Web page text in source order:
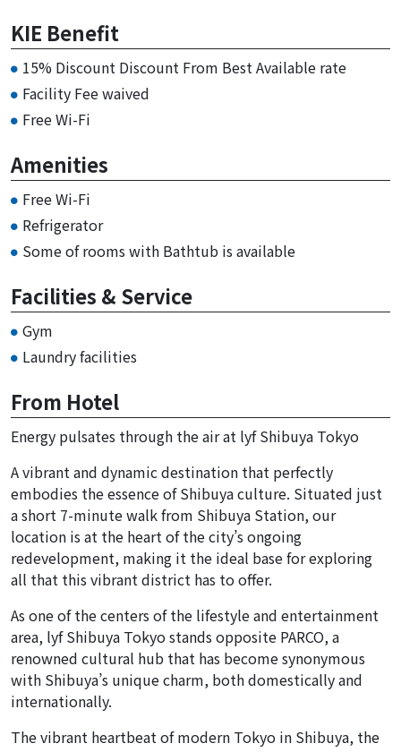
KIE Benefit
15% Discount Discount From Best Available rate
Facility Fee waived
Free Wi-Fi
Amenities
Free Wi-Fi
Refrigerator
Some of rooms with Bathtub is available
Facilities & Service
Gym
Laundry facilities
From Hotel
Energy pulsates through the air at lyf Shibuya Tokyo
A vibrant and dynamic destination that perfectly
embodies the essence of Shibuya culture. Situated just
a short 7-minute walk from Shibuya Station, our
location is at the heart of the city’s ongoing
redevelopment, making it the ideal base for exploring
all that this vibrant district has to offer.
As one of the centers of the lifestyle and entertainment
area, lyf Shibuya Tokyo stands opposite PARCO, a
renowned cultural hub that has become synonymous
with Shibuya’s unique charm, both domestically and
internationally.
The vibrant heartbeat of modern Tokyo in Shibuya, the